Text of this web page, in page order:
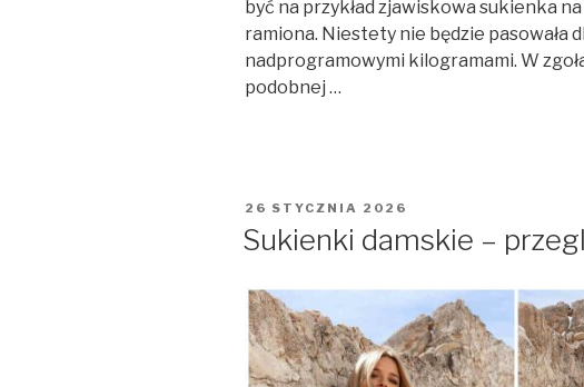
być na przykład zjawiskowa sukienka
ramiona. Niestety nie będzie pasowała
nadprogramowymi kilogramami. W
podobnej …
OPUBLIKOWANE
26 STYCZNIA 2026
Sukienki damskie –